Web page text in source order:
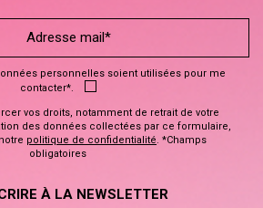
personnelles soient utilisées pour me
contacter*.
vos droits, notamment de retrait de votre
des données collectées par ce formulaire,
politique de confidentialité. *Champs
obligatoires
À LA NEWSLETTER